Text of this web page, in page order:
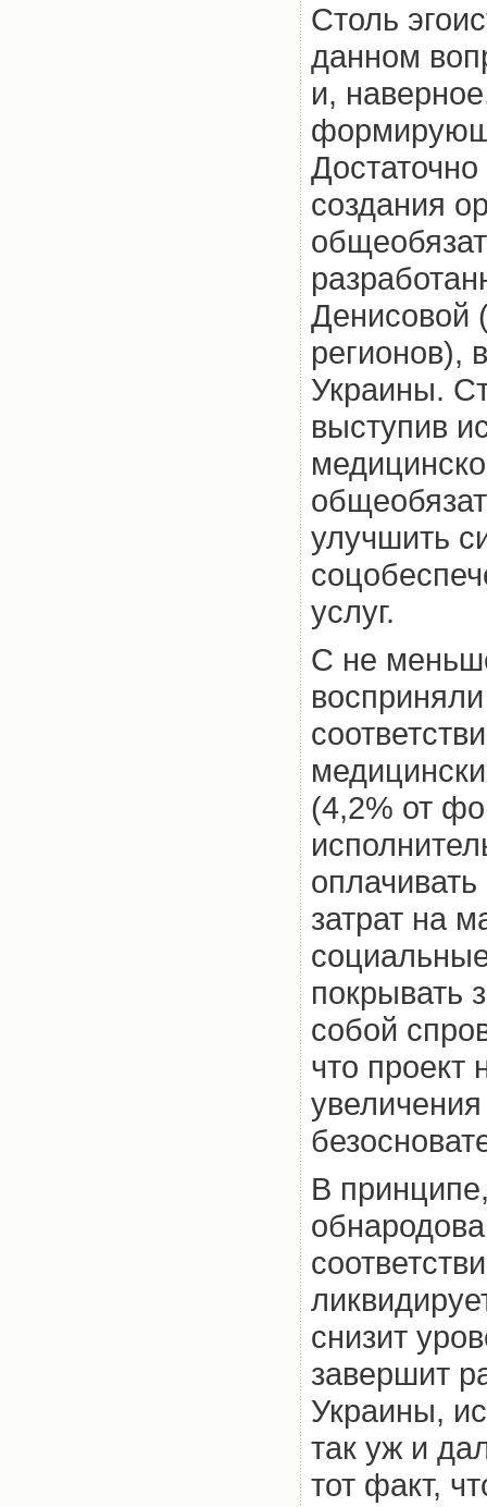
Столь
данном
и,
создания
Денисовой
регионов),
Украины.
выступив
улучшить
услуг.
С не
(4,2% от
затрат на
покрывать
собой
что проект
В
снизит
завершит
Украины,
так уж и
тот факт,